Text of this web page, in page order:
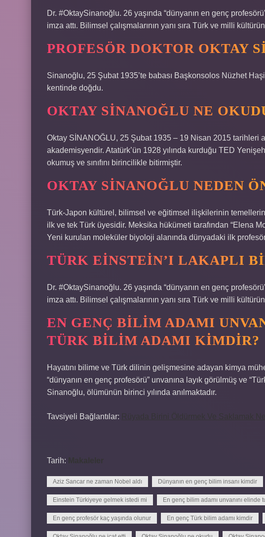
Dr. #OktaySinanoğlu. 26 yaşında “dünyanın en genç
imza attı. Bilimsel çalışmalarının yanı sıra Türk ve milli
PROFESÖR DOKTOR OKTAY
Sinanoğlu, 25 Şubat 1935’te babası Başkonsolos Nüzhet
kentinde doğdu.
OKTAY SINANOĞLU NE
Oktay SİNANOĞLU, 25 Şubat 1935 – 19 Nisan 2015 tarihleri
akademisyendir. Atatürk’ün 1928 yılında kurduğu TED
okumuş ve sınıfını birincilikle bitirmiştir.
OKTAY SINANOĞLU NEDEN
Türk-Japon kültürel, bilimsel ve eğitimsel ilişkilerinin
ilk ve tek Türk üyesidir. Meksika hükümeti tarafından “Elena
Yeni kurulan moleküler biyoloji alanında dünyadaki ilk
TÜRK EINSTEIN’I LAKAPLI
Dr. #OktaySinanoğlu. 26 yaşında “dünyanın en genç
imza attı. Bilimsel çalışmalarının yanı sıra Türk ve milli
EN GENÇ BILIM ADAMI
TÜRK BILIM ADAMI KIMDIR?
Hayatını bilime ve Türk dilinin gelişmesine adayan kimya
“dünyanın en genç profesörü” unvanına layık görülmüş ve
Sinanoğlu, ölümünün birinci yılında anılmaktadır.
Tavsiyeli Bağlantılar: Rüyada Birini Öldürmek Ve Saklamak
Tarih: Makaleler
Aziz Sancar ne zaman Nobel aldı Dünyanın en genç bilim insanı kimdir
Einstein Türkiyeye gelmek istedi mi En genç bilim adamı unvanını elinde
En genç profesör kaç yaşında olunur En genç Türk bilim adamı kimdir